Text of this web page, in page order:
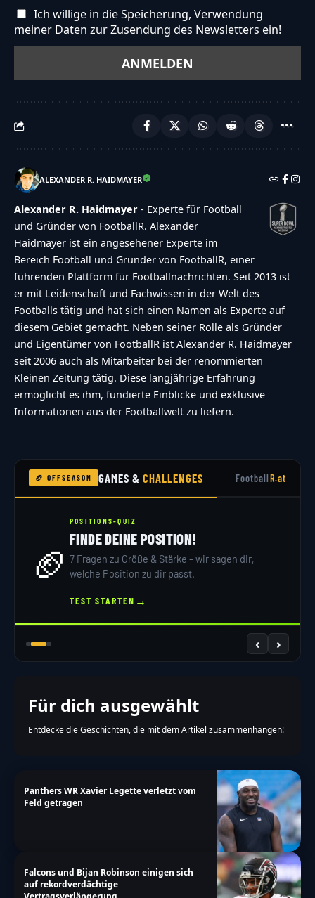
Ich willige in die Speicherung, Verwendung
meiner Daten zur Zusendung des Newsletters ein!
ALEXANDER R. HAIDMAYER
Alexander R. Haidmayer - Experte für Football
und Gründer von FootballR. Alexander
Haidmayer ist ein angesehener Experte im
Bereich Football und Gründer von FootballR, einer
führenden Plattform für Footballnachrichten. Seit 2013 ist
er mit Leidenschaft und Fachwissen in der Welt des
Footballs tätig und hat sich einen Namen als Experte auf
diesem Gebiet gemacht. Neben seiner Rolle als Gründer
und Eigentümer von FootballR ist Alexander R. Haidmayer
seit 2006 auch als Mitarbeiter bei der renommierten
Kleinen Zeitung tätig. Diese langjährige Erfahrung
ermöglicht es ihm, fundierte Einblicke und exklusive
Informationen aus der Footballwelt zu liefern.
🏈 OFFSEASON GAMES &CHALLENGES FootballR.at
🏈
POSITIONS-QUIZ
FINDE DEINE POSITION!
7 Fragen zu Größe & Stärke – wir sagen dir,
welche Position zu dir passt.
TEST STARTEN →
‹ ›
Für dich ausgewählt
Entdecke die Geschichten, die mit dem Artikel zusammenhängen!
Panthers WR Xavier Legette verletzt vom
Feld getragen
Falcons und Bijan Robinson einigen sich
auf rekordverdächtige